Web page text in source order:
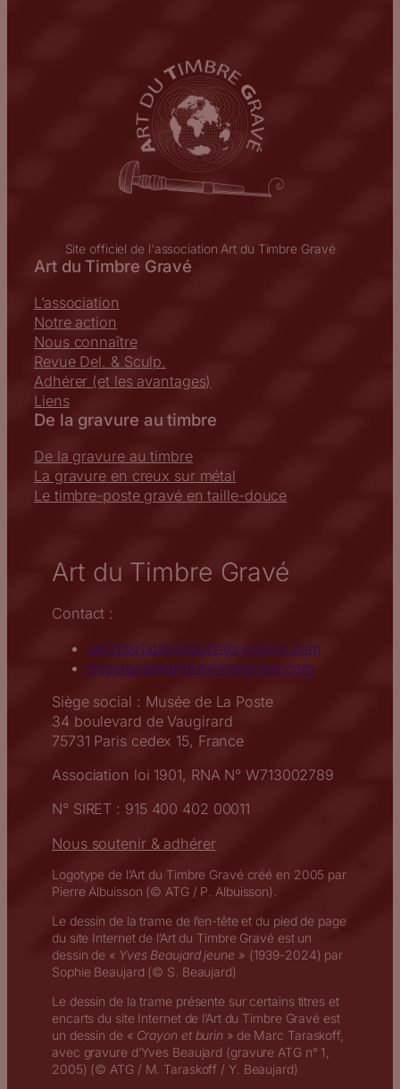
Site officiel de l'association Art du Timbre Gravé
Art du Timbre Gravé
L’association
Notre action
Nous connaître
Revue Del. & Sculp.
Adhérer (et les avantages)
Liens
De la gravure au timbre
De la gravure au timbre
La gravure en creux sur métal
Le timbre-poste gravé en taille-douce
Art du Timbre Gravé
Contact :
secretariat@artdutimbregrave.com
tresorerie@artdutimbregrave.com
Siège social : Musée de La Poste
34 boulevard de Vaugirard
75731 Paris cedex 15, France
Association loi 1901, RNA N° W713002789
N° SIRET : 915 400 402 00011
Nous soutenir & adhérer
Logotype de l’Art du Timbre Gravé créé en 2005 par
Pierre Albuisson (© ATG / P. Albuisson).
Le dessin de la trame de l’en-tête et du pied de page
du site Internet de l’Art du Timbre Gravé est un
dessin de « Yves Beaujard jeune » (1939-2024) par
Sophie Beaujard (© S. Beaujard)
Le dessin de la trame présente sur certains titres et
encarts du site Internet de l’Art du Timbre Gravé est
un dessin de « Crayon et burin » de Marc Taraskoff,
avec gravure d’Yves Beaujard (gravure ATG n° 1,
2005) (© ATG / M. Taraskoff / Y. Beaujard)